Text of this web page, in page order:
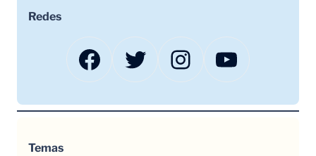
Redes
Facebook Twitter Instagram YouTube
Temas